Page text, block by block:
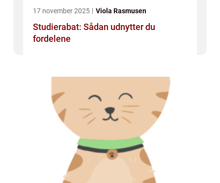
17 november 2025 Viola Rasmusen
Studierabat: Sådan udnytter du
fordelene